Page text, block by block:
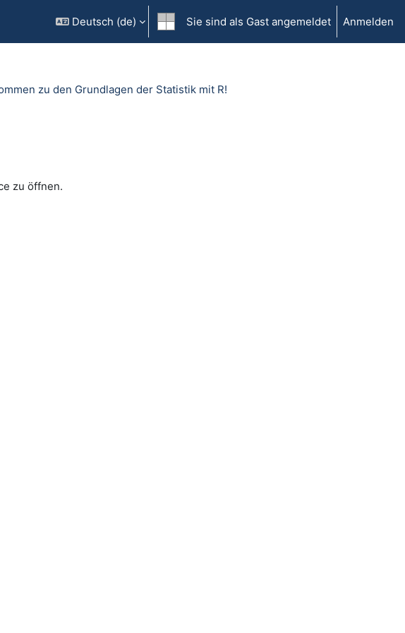
Deutsch ‎(de)‎ Sie sind als Gast angemeldet Anmelden
zu den Grundlagen der Statistik mit R!
zu öffnen.